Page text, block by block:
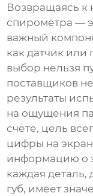
Возвращаясь к
спирометра —
важный
как датчик
выбор нельзя
поставщиков
результаты
на ощущения
счёте, цель
цифры на
информацию о
каждая деталь,
губ, имеет